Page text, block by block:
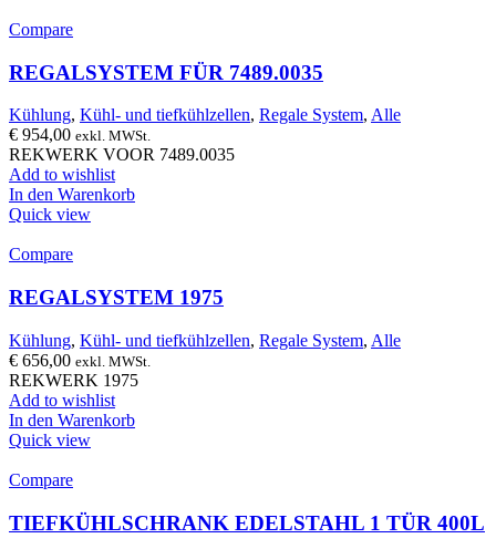
Compare
REGALSYSTEM FÜR 7489.0035
Kühlung, Kühl- und tiefkühlzellen, Regale System, Alle
€ 954,00 exkl. MWSt.
REKWERK VOOR 7489.0035
Add to wishlist
In den Warenkorb
Quick view
Compare
REGALSYSTEM 1975
Kühlung, Kühl- und tiefkühlzellen, Regale System, Alle
€ 656,00 exkl. MWSt.
REKWERK 1975
Add to wishlist
In den Warenkorb
Quick view
Compare
TIEFKÜHLSCHRANK EDELSTAHL 1 TÜR 400L